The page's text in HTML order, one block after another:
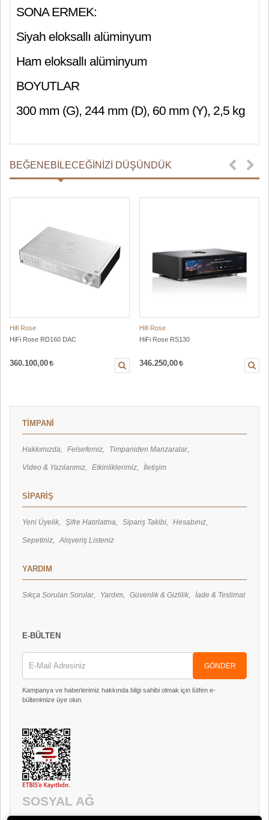
SONA ERMEK:
Siyah eloksallı alüminyum
Ham eloksallı alüminyum
BOYUTLAR
300 mm (G), 244 mm (D), 60 mm (Y), 2,5 kg
BEĞENEBILECEĞINIZI DÜŞÜNDÜK
Hifi Rose
HiFi Rose RD160 DAC
360.100,00
Hifi Rose
HiFi Rose RS130
346.250,00
TİMPANİ
Hakkımızda Felsefemiz Timpaniden Manzaralar
Video & Yazılarımız Etkinliklerimiz İletişim
SİPARİŞ
Yeni Üyelik Şifre Hatırlatma Sipariş Takibi Hesabınız
Sepetiniz Alışveriş Listeniz
YARDIM
Sıkça Sorulan Sorular Yardım Güvenlik & Gizlilik İade & Teslimat
E-BÜLTEN
GÖNDER
Kampanya ve haberlerimiz hakkında bilgi sahibi olmak için lütfen e-
bültenimize üye olun.
SOSYAL AĞ